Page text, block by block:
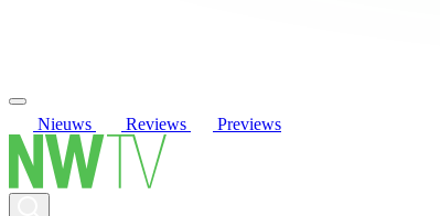
Nieuws Reviews Previews